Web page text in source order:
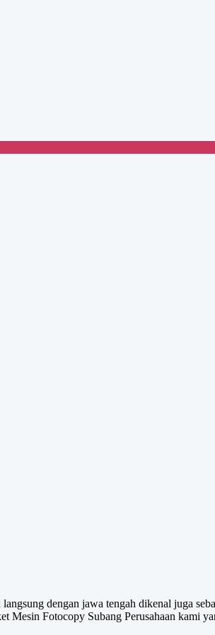
dengan jawa tengah dikenal juga
Mesin Fotocopy Subang Perusahaan